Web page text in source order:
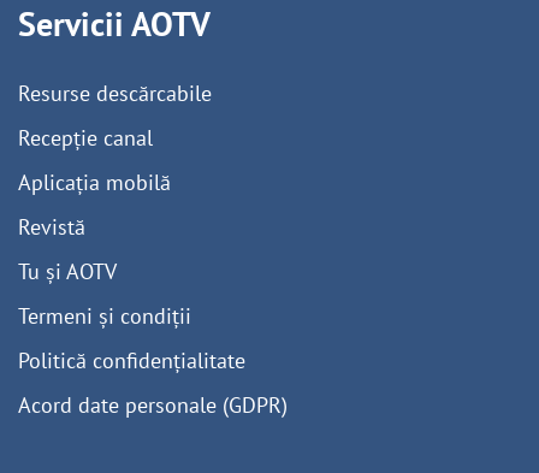
Servicii AOTV
Resurse descărcabile
Recepție canal
Aplicația mobilă
Revistă
Tu și AOTV
Termeni și condiții
Politică confidențialitate
Acord date personale (GDPR)